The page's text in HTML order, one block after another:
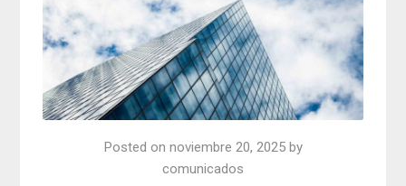
Posted on noviembre 20, 2025by
comunicados